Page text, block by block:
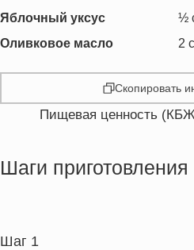
Яблочный уксус
½
Оливковое масло
2
Скопировать
Пищевая ценность
Жиры
Пищевые волокна
Шаги приготовления
Шаг 1